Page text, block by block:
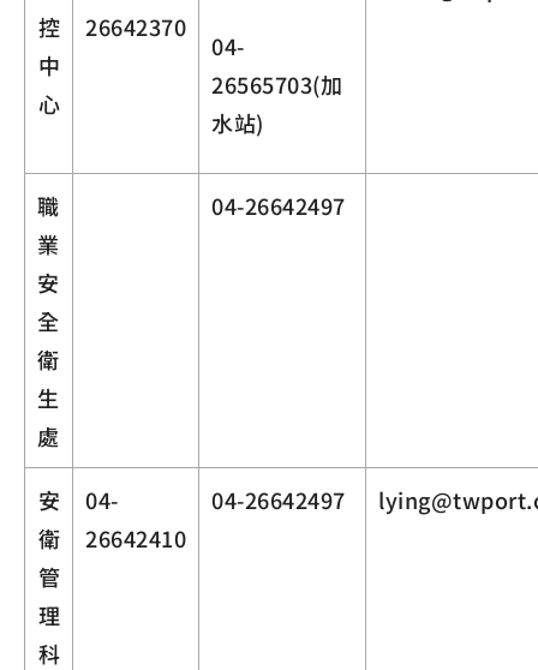
控
中
心
26642370
04-
26565703(加
水站)
職
業
安
全
衛
生
處
04-26642497
安
衛
管
理
科
04-
26642410
04-26642497